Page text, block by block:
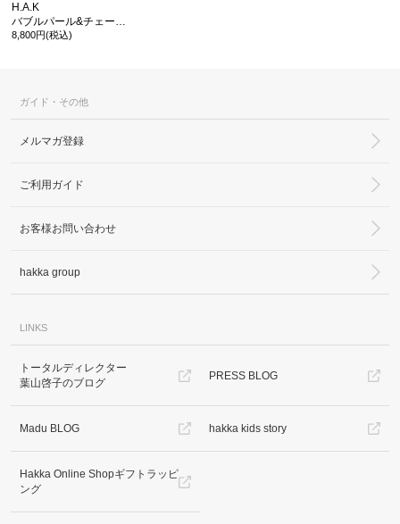
H.A.K
バブルパール&チェーン マルチチェーン
8,800円(税込)
ガイド・その他
メルマガ登録
ご利用ガイド
お客様お問い合わせ
hakka group
LINKS
トータルディレクター
葉山啓子のブログ
PRESS BLOG
Madu BLOG hakka kids story
Hakka Online Shopギフトラッピ
ング